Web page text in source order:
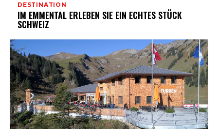
DESTINATION
IM EMMENTAL ERLEBEN SIE EIN ECHTES STÜCK
SCHWEIZ